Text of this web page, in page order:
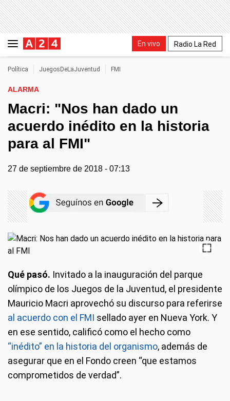
En vivo Radio La Red
Política JuegosDeLaJuventud FMI
ALARMA
Macri: "Nos han dado un
acuerdo inédito en la historia
para al FMI"
27 de septiembre de 2018 - 07:13
Qué pasó. Invitado a la inauguración del parque
olímpico de los Juegos de la Juventud, el presidente
Mauricio Macri aprovechó su discurso para referirse
al acuerdo con el FMI sellado ayer en Nueva York. Y
en ese sentido, calificó como el hecho como
“inédito” en la historia del organismo, además de
asegurar que en el Fondo creen “que estamos
comprometidos de verdad”.